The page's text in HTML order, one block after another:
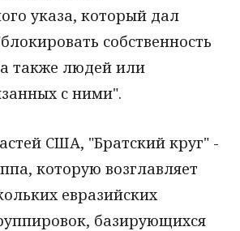
указа, который дал
собственность
также людей или
с ними".
США, "Братский круг" -
которую возглавляет
евразийских
базирующихся